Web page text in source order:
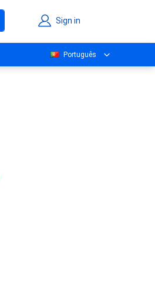
Sign in
Português